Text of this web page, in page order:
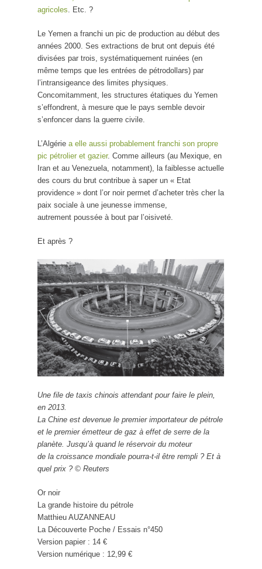
agricoles . Etc. ?
Le Yemen a franchi un pic de production au début des
années 2000. Ses extractions de brut ont depuis été
divisées par trois, systématiquement ruinées (en
même temps que les entrées de pétrodollars) par
l’intransigeance des limites physiques.
Concomitamment, les structures étatiques du Yemen
s’effondrent, à mesure que le pays semble devoir
s’enfoncer dans la guerre civile.
L’Algérie a elle aussi probablement franchi son propre
pic pétrolier et gazier. Comme ailleurs (au Mexique, en
Iran et au Venezuela, notamment), la faiblesse actuelle
des cours du brut contribue à saper un « Etat
providence » dont l’or noir permet d’acheter très cher la
paix sociale à une jeunesse immense,
autrement poussée à bout par l’oisiveté.
Et après ?
Une file de taxis chinois attendant pour faire le plein,
en 2013.
La Chine est devenue le premier importateur de pétrole
et le premier émetteur de gaz à effet de serre de la
planète. Jusqu’à quand le réservoir du moteur
de la croissance mondiale pourra-t-il être rempli ? Et à
quel prix ? © Reuters
Or noir
La grande histoire du pétrole
Matthieu AUZANNEAU
La Découverte Poche / Essais n°450
Version papier : 14 €
Version numérique : 12,99 €